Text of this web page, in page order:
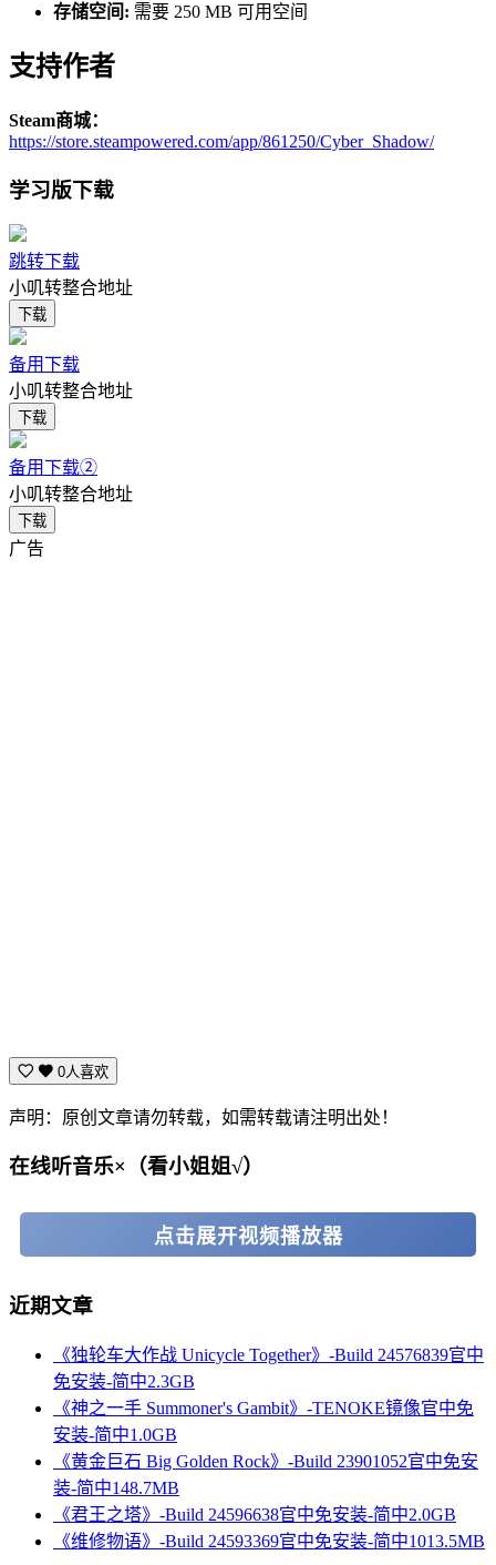
存储空间: 需要 250 MB 可用空间
支持作者
Steam商城：
https://store.steampowered.com/app/861250/Cyber_Shadow/
学习版下载
跳转下载
小叽转整合地址
下载
备用下载
小叽转整合地址
下载
备用下载②
小叽转整合地址
下载
广告
0人喜欢
声明：原创文章请勿转载，如需转载请注明出处！
在线听音乐×（看小姐姐√）
点击展开视频播放器
近期文章
《独轮车大作战 Unicycle Together》-Build 24576839官中
免安装-简中2.3GB
《神之一手 Summoner's Gambit》-TENOKE镜像官中免
安装-简中1.0GB
《黄金巨石 Big Golden Rock》-Build 23901052官中免安
装-简中148.7MB
《君王之塔》-Build 24596638官中免安装-简中2.0GB
《维修物语》-Build 24593369官中免安装-简中1013.5MB